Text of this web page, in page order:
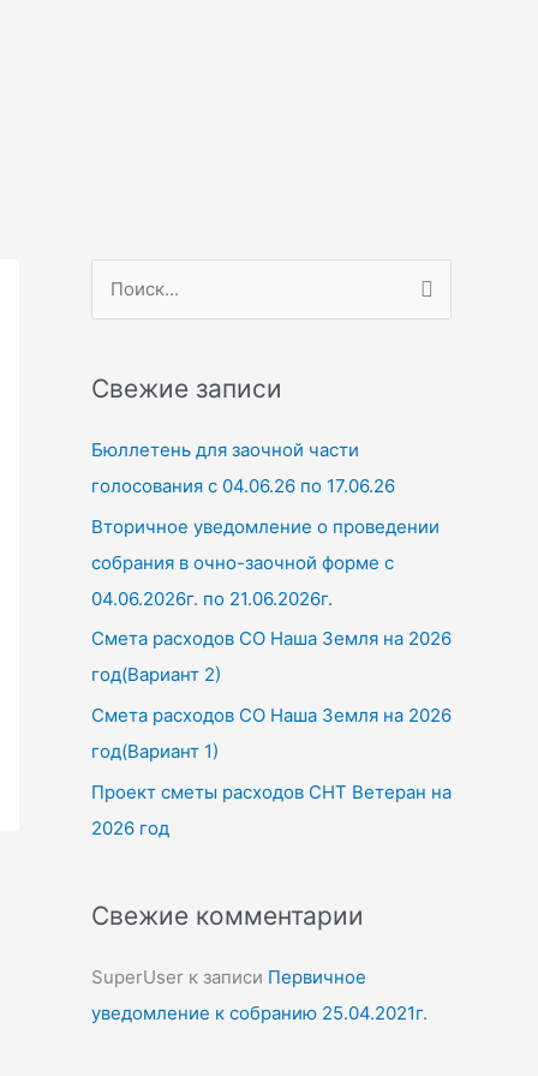
с
Свежие записи
Бюллетень для заочной части
голосования с 04.06.26 по 17.06.26
Вторичное уведомление о проведении
собрания в очно-заочной форме с
04.06.2026г. по 21.06.2026г.
Смета расходов СО Наша Земля на 2026
год(Вариант 2)
Смета расходов СО Наша Земля на 2026
год(Вариант 1)
Проект сметы расходов СНТ Ветеран на
2026 год
Свежие комментарии
SuperUser к записи Первичное
уведомление к собранию 25.04.2021г.